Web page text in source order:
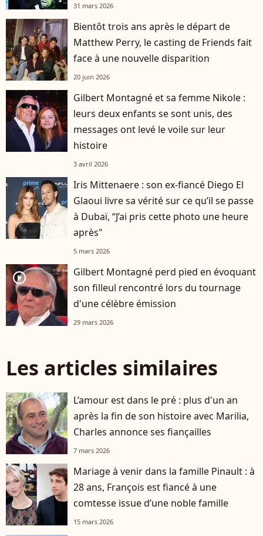
31 mars 2026
Bientôt trois ans après le départ de
Matthew Perry, le casting de Friends fait
face à une nouvelle disparition
20 juin 2026
Gilbert Montagné et sa femme Nikole :
leurs deux enfants se sont unis, des
messages ont levé le voile sur leur
histoire
3 avril 2026
Iris Mittenaere : son ex-fiancé Diego El
Glaoui livre sa vérité sur ce qu’il se passe
à Dubaï, “J’ai pris cette photo une heure
après"
5 mars 2026
player2
Gilbert Montagné perd pied en évoquant
son filleul rencontré lors du tournage
d'une célèbre émission
29 mars 2026
Les articles similaires
L’amour est dans le pré : plus d'un an
après la fin de son histoire avec Marilia,
Charles annonce ses fiançailles
7 mars 2026
Mariage à venir dans la famille Pinault : à
28 ans, François est fiancé à une
comtesse issue d’une noble famille
15 mars 2026